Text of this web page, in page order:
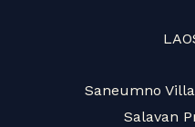
Saneumno
Salavan